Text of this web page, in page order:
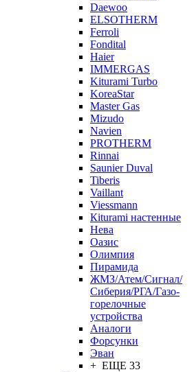
Daewoo
ELSOTHERM
Ferroli
Fondital
Haier
IMMERGAS
Kiturami Turbo
KoreaStar
Master Gas
Mizudo
Navien
PROTHERM
Rinnai
Saunier Duval
Tiberis
Vaillant
Viessmann
Кiturami настенные
Нева
Оазис
Олимпия
Пирамида
ЖМЗ/Атем/Сигнал/
Сиберия/РГА/Газо-
горелочные
устройства
Aналоги
Форсунки
Эван
+ ЕЩЕ 33